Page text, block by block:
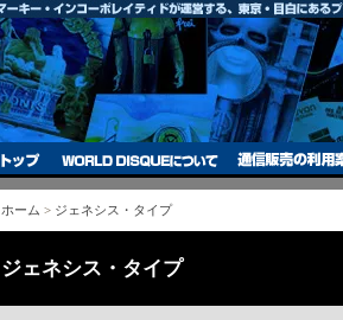
ホーム > ジェネシス・タイプ
ジェネシス・タイプ